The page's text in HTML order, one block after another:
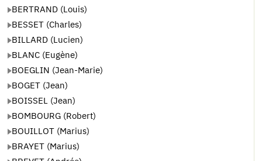
BERTRAND (Louis)
BESSET (Charles)
BILLARD (Lucien)
BLANC (Eugène)
BOEGLIN (Jean-Marie)
BOGET (Jean)
BOISSEL (Jean)
BOMBOURG (Robert)
BOUILLOT (Marius)
BRAYET (Marius)